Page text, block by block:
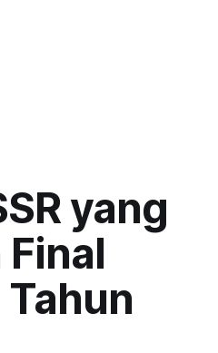
yang